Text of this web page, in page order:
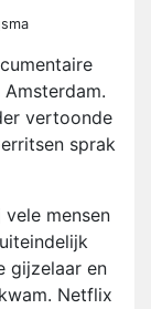
vertoonde
sprak
mensen
gijzelaar en
Netflix